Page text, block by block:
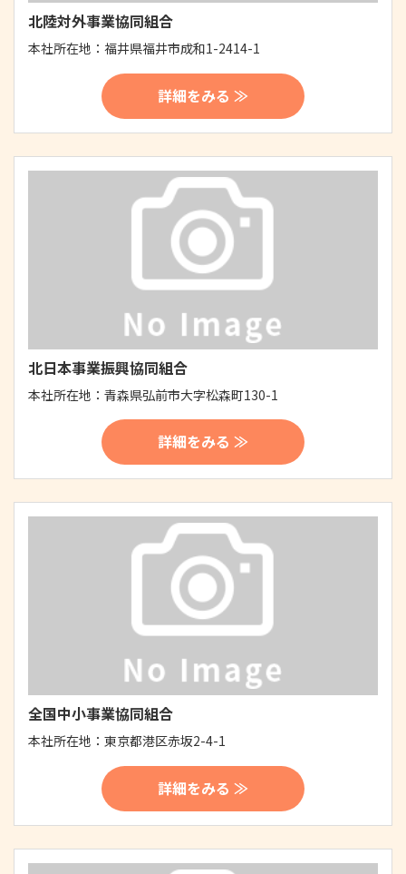
北陸対外事業協同組合
本社所在地： 福井県福井市成和1-2414-1
詳細をみる ≫
北日本事業振興協同組合
本社所在地： 青森県弘前市大字松森町130-1
詳細をみる ≫
全国中小事業協同組合
本社所在地： 東京都港区赤坂2-4-1
詳細をみる ≫